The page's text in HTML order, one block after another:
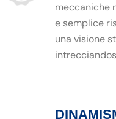
meccaniche
e semplice
una visione